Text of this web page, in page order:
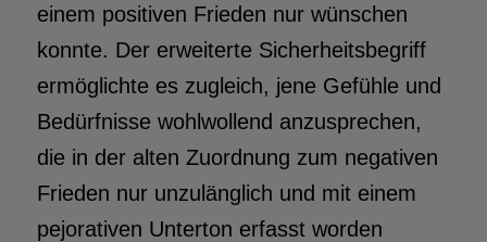
einem positiven Frieden nur wünschen
konnte. Der erweiterte Sicherheitsbegriff
ermöglichte es zugleich, jene Gefühle und
Bedürfnisse wohlwollend anzusprechen,
die in der alten Zuordnung zum negativen
Frieden nur unzulänglich und mit einem
pejorativen Unterton erfasst worden